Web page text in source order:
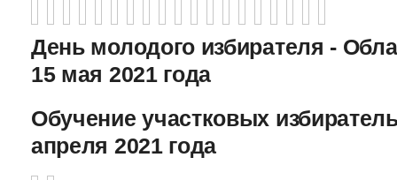
День молодого избирателя -
15 мая 2021 года
Обучение участковых
апреля 2021 года